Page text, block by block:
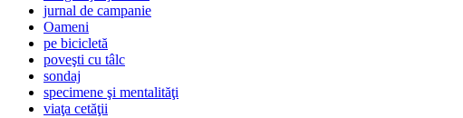
jurnal de campanie
Oameni
pe bicicletă
poveşti cu tâlc
sondaj
specimene şi mentalităţi
viaţa cetăţii